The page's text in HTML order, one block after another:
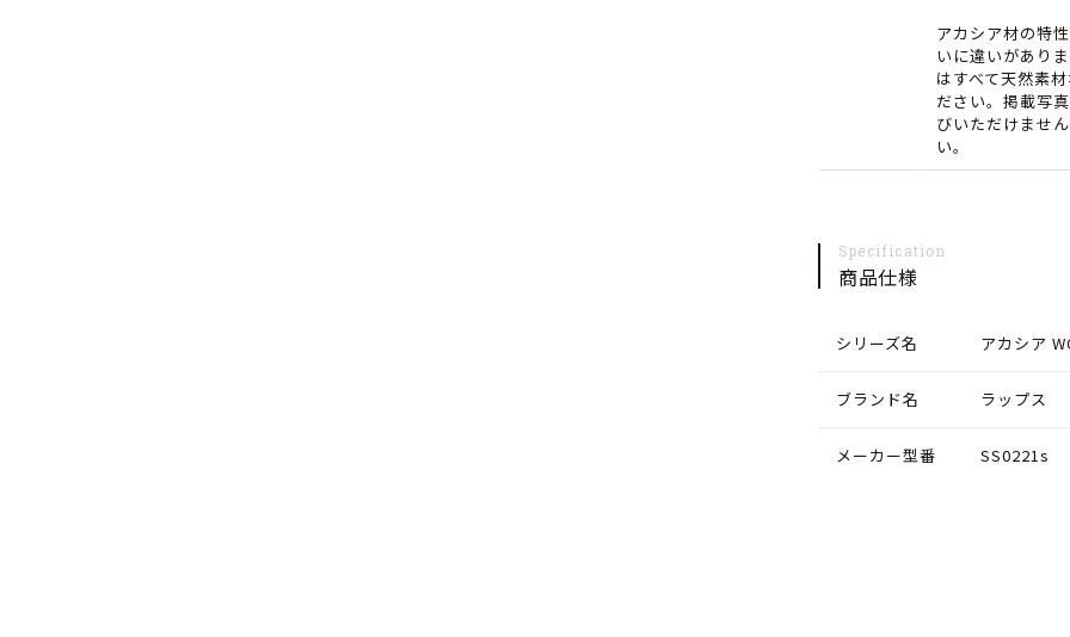
を
増
や
す
アカシア材の特
いに違いがあり
はすべて天然素
ださい。掲載写
びいただけませ
い。
Specification
商品仕様
シリーズ名 アカシア
ブランド名 ラップス
メーカー型番 SS0221s